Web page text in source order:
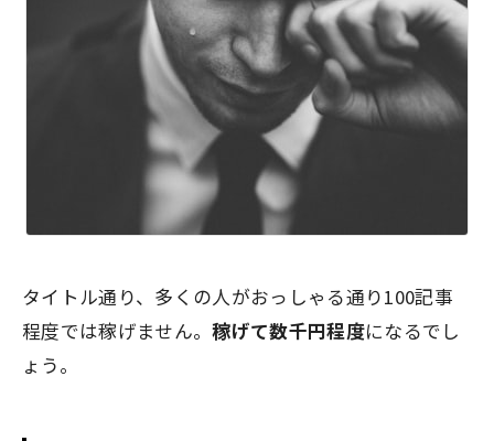
タイトル通り、 多くの人がおっしゃる通り100記事
程度では稼げません。稼げて数千円程度になるでし
ょう。